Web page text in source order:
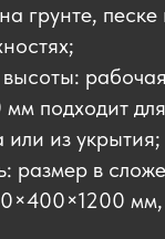
грунте, песке
высоты:
подходит
или из укрытия;
размер в